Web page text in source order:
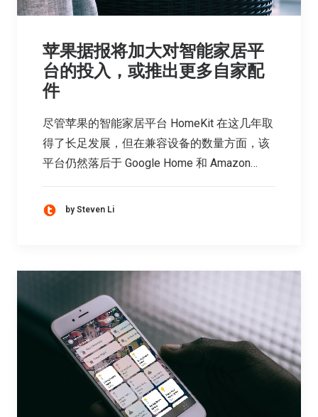
苹果据报将加大对智能家居平
台的投入，或推出更多自家配
件
尽管苹果的智能家居平台 HomeKit 在这几年取
得了长足发展，但在兼容设备的数量方面，该
平台仍然落后于 Google Home 和 Amazon…
by Steven Li